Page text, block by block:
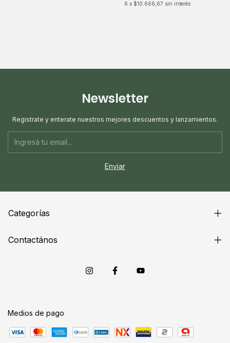
6 x $10.666,67 sin interés
Newsletter
Registrate y enterate nuestros mejores descuentos y lanzamientos.
Categorías
Contactános
Medios de pago